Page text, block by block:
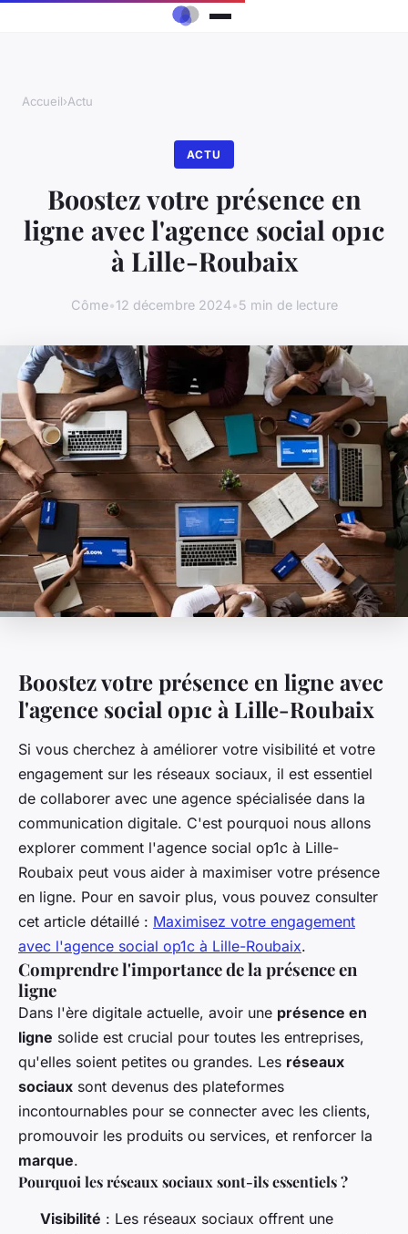
Accueil›Actu
ACTU
Boostez votre présence en
ligne avec l'agence social op1c
à Lille-Roubaix
Côme•12 décembre 2024•5 min de lecture
Boostez votre présence en ligne avec
l'agence social op1c à Lille-Roubaix
Si vous cherchez à améliorer votre visibilité et votre
engagement sur les réseaux sociaux, il est essentiel
de collaborer avec une agence spécialisée dans la
communication digitale. C'est pourquoi nous allons
explorer comment l'agence social op1c à Lille-
Roubaix peut vous aider à maximiser votre présence
en ligne. Pour en savoir plus, vous pouvez consulter
cet article détaillé : Maximisez votre engagement
avec l'agence social op1c à Lille-Roubaix.
Comprendre l'importance de la présence en
ligne
Dans l'ère digitale actuelle, avoir une présence en
ligne solide est crucial pour toutes les entreprises,
qu'elles soient petites ou grandes. Les réseaux
sociaux sont devenus des plateformes
incontournables pour se connecter avec les clients,
promouvoir les produits ou services, et renforcer la
marque.
Pourquoi les réseaux sociaux sont-ils essentiels ?
Visibilité : Les réseaux sociaux offrent une